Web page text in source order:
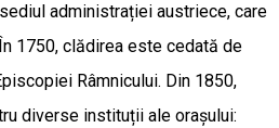
administrației austriece, care
1750, clădirea este cedată de
Râmnicului. Din 1850,
diverse instituții ale orașului: